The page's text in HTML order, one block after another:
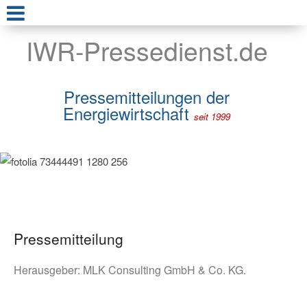
IWR-Pressedienst.de
Pressemitteilungen der
Energiewirtschaft seit 1999
Pressemitteilung
Herausgeber: MLK Consulting GmbH & Co. KG.